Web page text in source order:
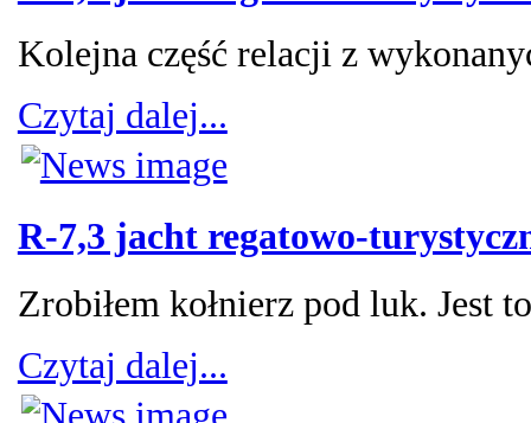
Kolejna część relacji z
Czytaj dalej...
R-7,3 jacht regatowo-
Zrobiłem kołnierz pod luk. Jest
Czytaj dalej...